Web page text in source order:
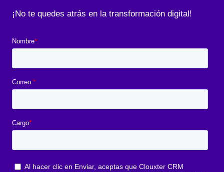
¡No te quedes atrás en la transformación digital!